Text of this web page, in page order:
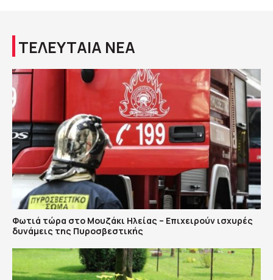
ΤΕΛΕΥΤΑΙΑ ΝΕΑ
Φωτιά τώρα στο Μουζάκι Ηλείας – Επιχειρούν ισχυρές
δυνάμεις της Πυροσβεστικής